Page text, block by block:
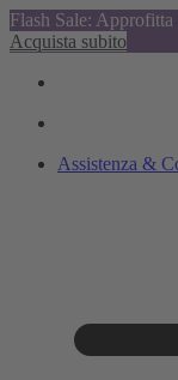
Flash Sale:
Acquista subito
Assistenza &